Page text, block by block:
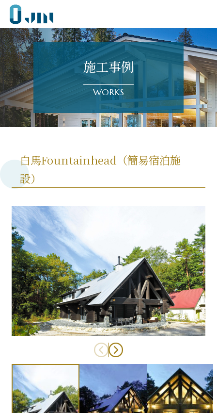
JIN
施工事例
WORKS
白馬Fountainhead（簡易宿泊施
設）